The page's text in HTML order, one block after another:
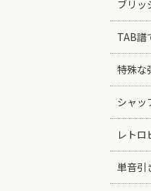
ブリッ
TAB譜
特殊な
シャッ
レトロ
単音引